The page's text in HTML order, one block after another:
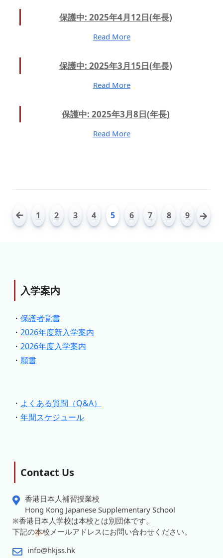
保護中: 2025年4月12日(年長)
Read More
保護中: 2025年3月15日(年長)
Read More
保護中: 2025年3月8日(年長)
Read More
1 2 3 4 5 6 7 8 9
入学案内
・ 保護者覚書
・ 2026年度新入学案内
・ 2026年度入学案内
・ 願書
・ よくある質問（Q&A）
・ 年間スケジュール
Contact Us
香港日本人補習授業校
Hong Kong Japanese Supplementary School
※香港日本人学校は本校とは別団体です。
下記の本校メールアドレスにお問い合わせください。
info@hkjss.hk